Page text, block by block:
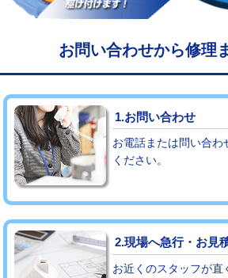
マス交換（土の掘削・埋め戻し作業）
マス交換（深さ50㎝未満）
マス交換（深さ50㎝以上）
コンクリート斫り（厚さ10㎝まで）
コンクリート斫り（厚さ10㎝超え）
モルタル補修（厚さ10㎝まで）
モルタル補修（厚さ10㎝超え）
追加人工
廃棄・処分
お問い合わせから修理
1.お問い合わせ
お電話または問い合
ください。
2.現場へ急行・お見
お近くのスタッフが直